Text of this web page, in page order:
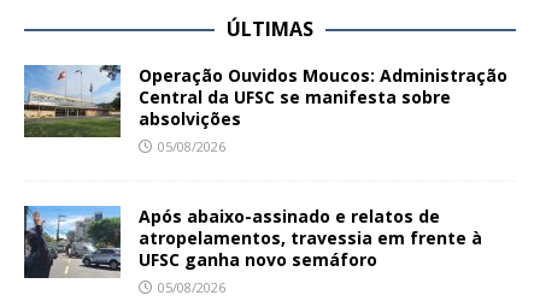
ÚLTIMAS
Operação Ouvidos Moucos: Administração
Central da UFSC se manifesta sobre
absolvições
05/08/2026
Após abaixo-assinado e relatos de
atropelamentos, travessia em frente à
UFSC ganha novo semáforo
05/08/2026